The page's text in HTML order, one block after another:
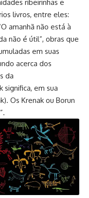
ribeirinhas e
livros, entre eles:
amanhã não está à
não é útil”, obras que
em suas
acerca dos
da
significa, em sua
Os Krenak ou Borun